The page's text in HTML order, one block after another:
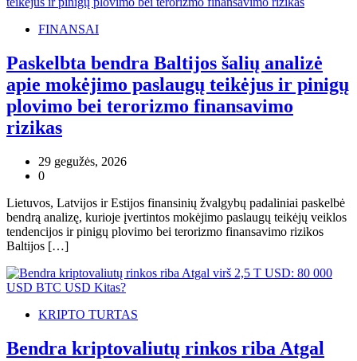
FINANSAI
Paskelbta bendra Baltijos šalių analizė
apie mokėjimo paslaugų teikėjus ir pinigų
plovimo bei terorizmo finansavimo
rizikas
29 gegužės, 2026
0
Lietuvos, Latvijos ir Estijos finansinių žvalgybų padaliniai paskelbė
bendrą analizę, kurioje įvertintos mokėjimo paslaugų teikėjų veiklos
tendencijos ir pinigų plovimo bei terorizmo finansavimo rizikos
Baltijos […]
KRIPTO TURTAS
Bendra kriptovaliutų rinkos riba Atgal